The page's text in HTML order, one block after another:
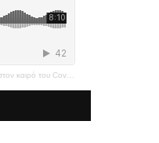
καιρό του Covid-19